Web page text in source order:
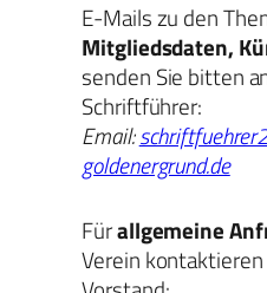
E-Mails zu den
Mitgliedsdaten,
senden Sie bitten
Schriftführer:
Email:
goldenergrund.de
Fürallgemeine
Verein